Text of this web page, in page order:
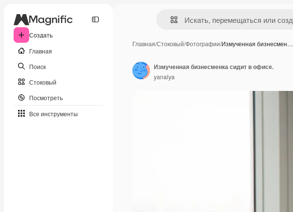
Создать
Главная
Поиск
Стоковый
Посмотреть
Все инструменты
Главная/Стоковый/Фотографии/Измученная бизнесмен…
Измученная бизнесменка сидит в офисе.
yanalya